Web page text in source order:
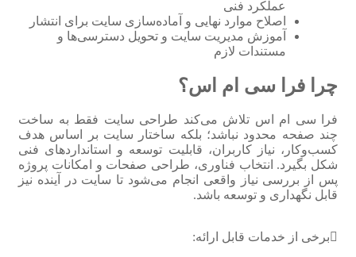
عملکرد فنی
اصلاح موارد نهایی و آماده‌سازی سایت برای انتشار
آموزش مدیریت سایت و تحویل دسترسی‌ها و
مستندات لازم
چرا فرا سی ام اس؟
فرا سی ام اس تلاش می‌کند طراحی سایت فقط به ساخت
چند صفحه محدود نباشد؛ بلکه ساختار سایت بر اساس هدف
کسب‌وکار، نیاز کاربران، قابلیت توسعه و استانداردهای فنی
شکل بگیرد. انتخاب فناوری، طراحی صفحات و امکانات پروژه
پس از بررسی نیاز واقعی انجام می‌شود تا سایت در آینده نیز
قابل نگهداری و توسعه باشد.
برخی از خدمات قابل ارائه: